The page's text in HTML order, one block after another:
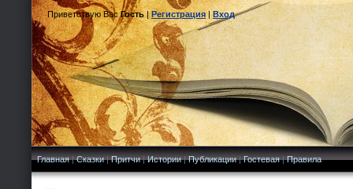
Приветствую Вас Гость|Регистрация|Вход
Главная|Сказки|Притчи|Истории|Публикации|Гостевая|Правила